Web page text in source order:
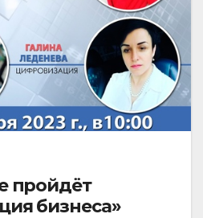
пройдёт
бизнеса»